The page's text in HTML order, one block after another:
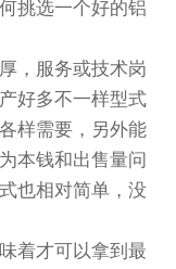
挑选一个好的铝
，服务或技术岗
好多不一样型式
样需要，另外能
本钱和出售量问
也相对简单，没
着才可以拿到最